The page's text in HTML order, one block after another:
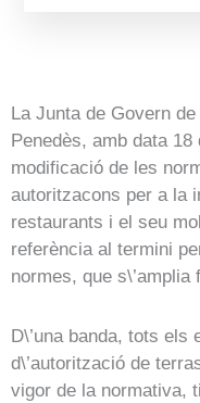
La Junta de Govern
Penedès, amb data
modificació de les
autoritzacons per a la
restaurants i el seu
referència al termini
normes, que s\’amplia
D\’una banda, tots
d\’autorització de
vigor de la normativa,